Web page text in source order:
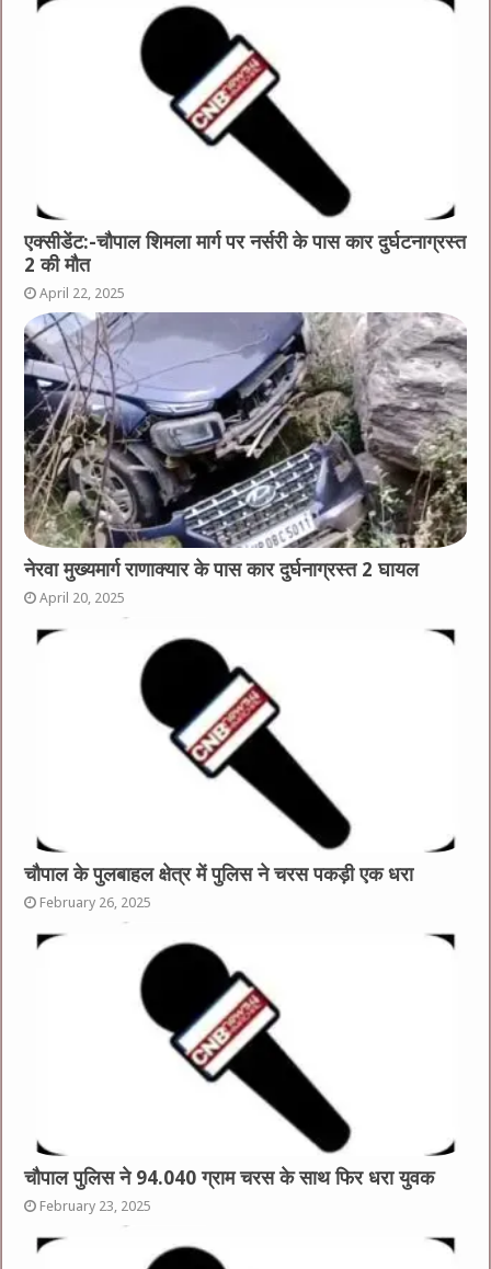
एक्सीडेंट:-चौपाल शिमला मार्ग पर नर्सरी के पास कार दुर्घटनाग्रस्त
2 की मौत
April 22, 2025
नेरवा मुख्यमार्ग राणाक्यार के पास कार दुर्घनाग्रस्त 2 घायल
April 20, 2025
चौपाल के पुलबाहल क्षेत्र में पुलिस ने चरस पकड़ी एक धरा
February 26, 2025
चौपाल पुलिस ने 94.040 ग्राम चरस के साथ फिर धरा युवक
February 23, 2025